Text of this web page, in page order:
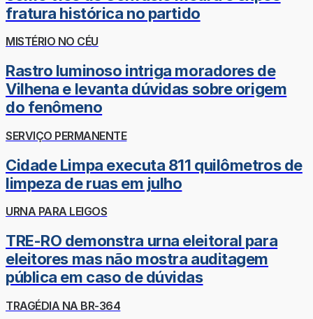
fratura histórica no partido
MISTÉRIO NO CÉU
Rastro luminoso intriga moradores de
Vilhena e levanta dúvidas sobre origem
do fenômeno
SERVIÇO PERMANENTE
Cidade Limpa executa 811 quilômetros de
limpeza de ruas em julho
URNA PARA LEIGOS
TRE-RO demonstra urna eleitoral para
eleitores mas não mostra auditagem
pública em caso de dúvidas
TRAGÉDIA NA BR-364